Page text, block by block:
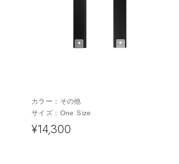
カラー： その他
サイズ： One Size
¥14,300